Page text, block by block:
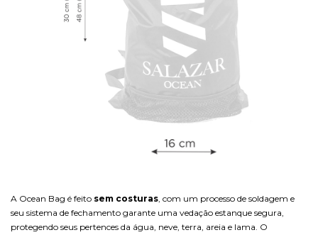
A Ocean Bag é feito sem costuras, com um processo de soldagem e
seu sistema de fechamento garante uma vedação estanque segura,
protegendo seus pertences da água, neve, terra, areia e lama. O